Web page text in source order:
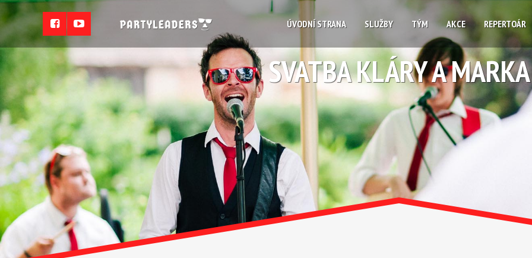
ÚVODNÍ STRANA SLUŽBY TÝM AKCE REPERTOÁR
SVATBA KLÁRY A MARKA